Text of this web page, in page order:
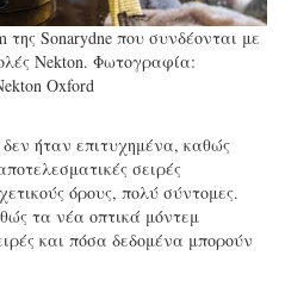
Sonarydne που συνδέονται με
Nekton. Φωτογραφία:
Oxford
ήταν επιτυχημένα, καθώς
σειρές
όρους, πολύ σύντομες.
τα νέα οπτικά μόντεμ
και πόσα δεδομένα μπορούν